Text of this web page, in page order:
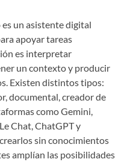
un asistente digital
apoyar tareas
es interpretar
un contexto y producir
Existen distintos tipos:
documental, creador de
como Gemini,
Chat, ChatGPT y
sin conocimientos
amplían las posibilidades